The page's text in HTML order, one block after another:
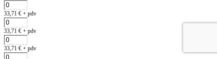
33,71 € + pdv
33,71 € + pdv
33,71 € + pdv